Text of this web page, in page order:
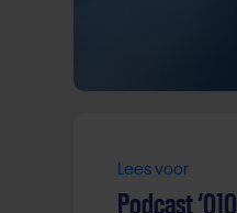
Lees voor